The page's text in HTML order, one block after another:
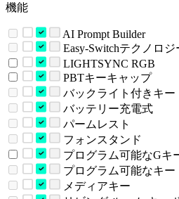
機能
AI Prompt Builder
Easy-Switchテクノロジ
LIGHTSYNC RGB
PBTキーキャップ
バックライト付きキー
バッテリー充電式
パームレスト
フォンスタンド
プログラム可能なGキ
プログラム可能なキー
メディアキー